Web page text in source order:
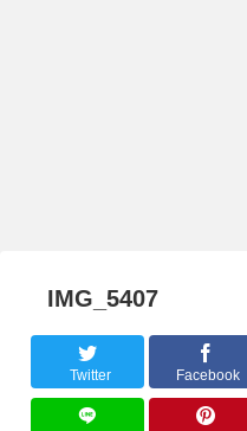
IMG_5407
Twitter Facebook